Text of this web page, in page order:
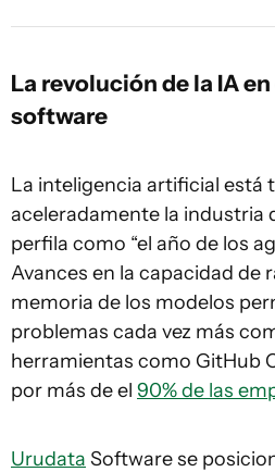
La revolución de la IA
software
La inteligencia artificial está
aceleradamente la industria
perfila como “el año de los
Avances en la capacidad de
memoria de los modelos
problemas cada vez más
herramientas como GitHub
por más de el 90% de las
Urudata Software se